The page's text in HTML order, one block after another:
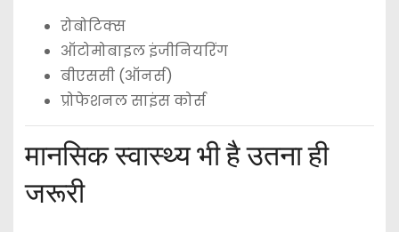
रोबोटिक्स
ऑटोमोबाइल इंजीनियरिंग
बीएससी (ऑनर्स)
प्रोफेशनल साइंस कोर्स
मानसिक स्वास्थ्य भी है उतना ही
जरूरी